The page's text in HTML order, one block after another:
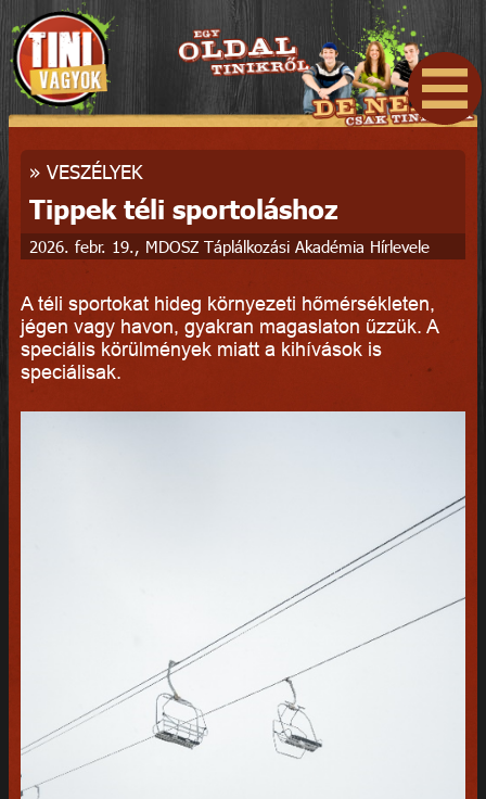
» VESZÉLYEK
Tippek téli sportoláshoz
2026. febr. 19., MDOSZ Táplálkozási Akadémia Hírlevele
A téli sportokat hideg környezeti hőmérsékleten,
jégen vagy havon, gyakran magaslaton űzzük. A
speciális körülmények miatt a kihívások is
speciálisak.